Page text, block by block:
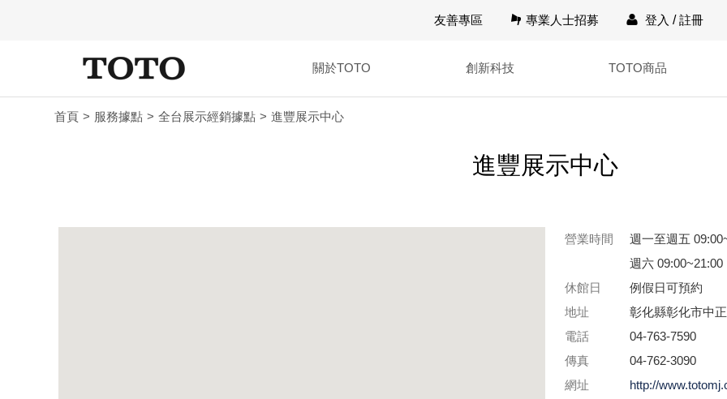
友善專區 專業人士招募 登入 /註冊
關於TOTO 創新科技 TOTO商品
首頁 服務據點 全台展示經銷據點 進豐展示中心
進豐展示中心
營業時間
週一至週五
週六 09:00~21:00
休館日
例假日可預約
地址
彰化縣彰化市中
電話
04-763-7590
傳真
04-762-3090
網址
http://